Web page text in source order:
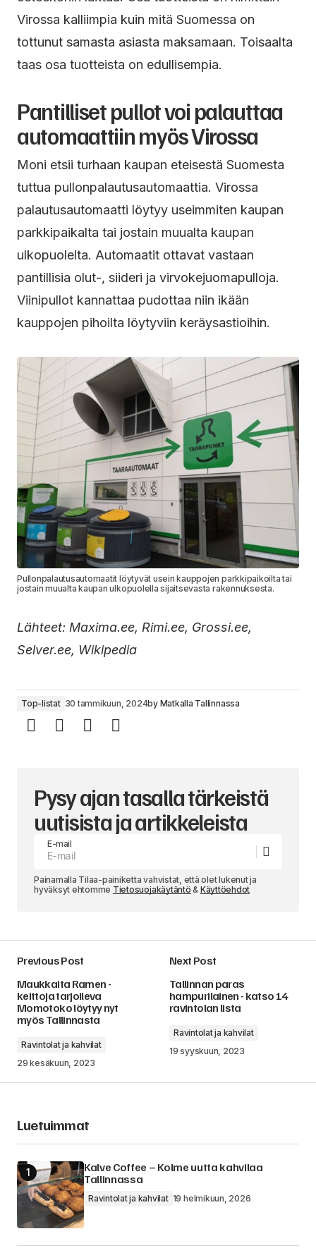
Virossa kalliimpia kuin mitä Suomessa on
tottunut samasta asiasta maksamaan. Toisaalta
taas osa tuotteista on edullisempia.
Pantilliset pullot voi palauttaa
automaattiin myös Virossa
Moni etsii turhaan kaupan eteisestä Suomesta
tuttua pullonpalautusautomaattia. Virossa
palautusautomaatti löytyy useimmiten kaupan
parkkipaikalta tai jostain muualta kaupan
ulkopuolelta. Automaatit ottavat vastaan
pantillisia olut-, siideri ja virvokejuomapulloja.
Viinipullot kannattaa pudottaa niin ikään
kauppojen pihoilta löytyviin keräysastioihin.
Pullonpalautusautomaatit löytyvät usein kauppojen parkkipaikoilta tai
jostain muualta kaupan ulkopuolella sijaitsevasta rakennuksesta.
Lähteet: Maxima.ee, Rimi.ee, Grossi.ee,
Selver.ee, Wikipedia
Top-listat 30 tammikuun, 2024by Matkalla Tallinnassa
Pysy ajan tasalla tärkeistä
uutisista ja artikkeleista
E-mail
Painamalla Tilaa-painiketta vahvistat, että olet lukenut ja
hyväksyt ehtomme Tietosuojakäytäntö & Käyttöehdot
Previous Post
Maukkaita Ramen -
keittoja tarjoileva
Momotoko löytyy nyt
myös Tallinnasta
Ravintolat ja kahvilat
29 kesäkuun, 2023
Next Post
Tallinnan paras
hampurilainen - katso 14
ravintolan lista
Ravintolat ja kahvilat
19 syyskuun, 2023
Luetuimmat
Kalve Coffee – Kolme uutta kahvilaa
Tallinnassa
Ravintolat ja kahvilat 19 helmikuun, 2026